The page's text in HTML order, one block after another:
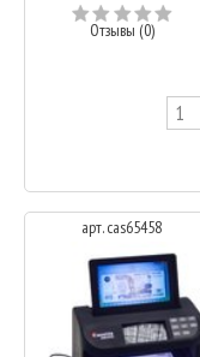
Отзывы (0)
арт. cas65458